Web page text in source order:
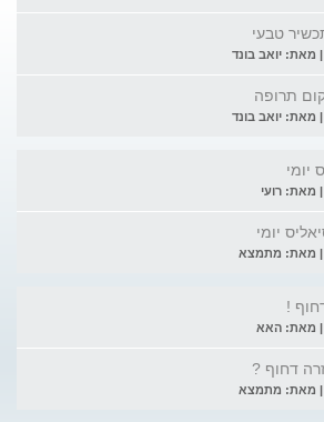
טבעי
תרופה
יומי
!